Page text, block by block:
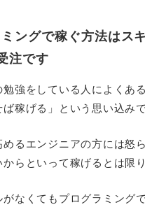
ングで稼ぐ方法はス
注です
強をしている人によくあ
ば稼げる」という思い込みで
めるエンジニアの方には怒
らといって稼げるとは限り
がなくてもプログラミング